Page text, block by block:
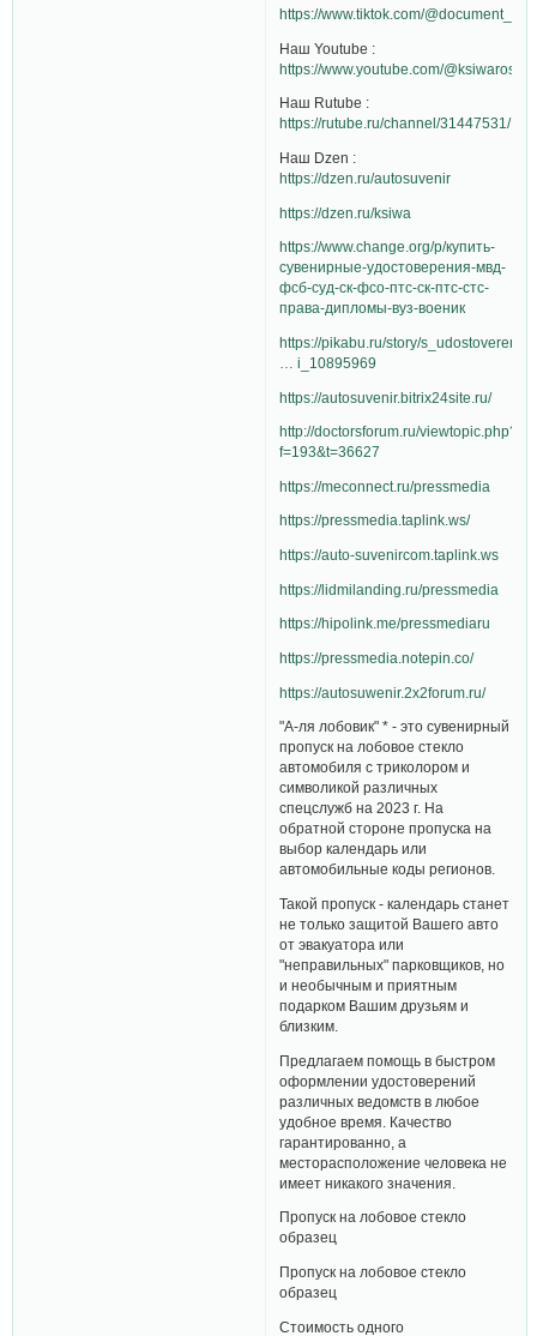
https://www.tiktok.com/
Наш Youtube :
https://www.youtube.com/@ksiwaros
Наш Rutube :
https://rutube.ru/channel/31447531/
Наш Dzen :
https://dzen.ru/autosuvenir
https://dzen.ru/ksiwa
https://www.change.org/p/купить-
сувенирные-удостоверения-мвд-
фсб-суд-ск-фсо-птс-ск-птс-стс-
права-дипломы-вуз-военик
https://pikabu.ru/story/s_udostoverenie
… i_10895969
https://autosuvenir.bitrix24site.ru/
http://doctorsforum.ru/viewtopic.php?
f=193&t=36627
https://meconnect.ru/pressmedia
https://pressmedia.taplink.ws/
https://auto-suvenircom.taplink.ws
https://lidmilanding.ru/pressmedia
https://hipolink.me/pressmediaru
https://pressmedia.notepin.co/
https://autosuwenir.2x2forum.ru/
"А-ля лобовик" * - это сувенирный
пропуск на лобовое стекло
автомобиля с триколором и
символикой различных
спецслужб на 2023 г. На
обратной стороне пропуска на
выбор календарь или
автомобильные коды регионов.
Такой пропуск - календарь станет
не только защитой Вашего авто
от эвакуатора или
"неправильных" парковщиков, но
и необычным и приятным
подарком Вашим друзьям и
близким.
Предлагаем помощь в быстром
оформлении удостоверений
различных ведомств в любое
удобное время. Качество
гарантированно, а
месторасположение человека не
имеет никакого значения.
Пропуск на лобовое стекло
образец
Пропуск на лобовое стекло
образец
Стоимость одного